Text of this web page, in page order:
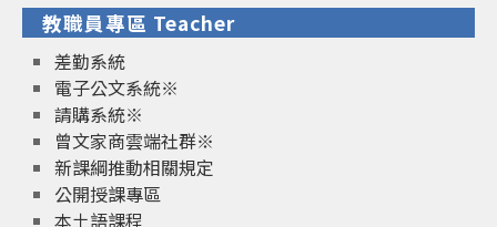
教職員專區 Teacher
差勤系統
電子公文系統※
請購系統※
曾文家商雲端社群※
新課綱推動相關規定
公開授課專區
本土語課程